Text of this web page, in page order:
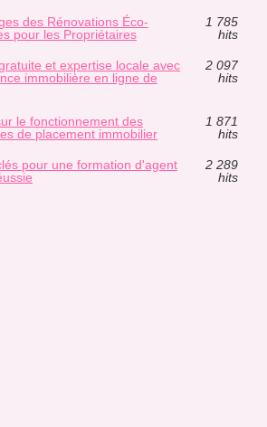
des Rénovations Éco-
pour les Propriétaires
1 785
hits
et expertise locale avec
immobilière en ligne de
2 097
hits
le fonctionnement des
de placement immobilier
1 871
hits
pour une formation d'agent
2 289
hits